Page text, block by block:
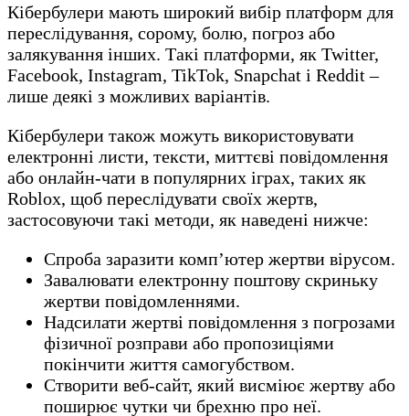
Кібербулери мають широкий вибір платформ для
переслідування, сорому, болю, погроз або
залякування інших. Такі платформи, як Twitter,
Facebook, Instagram, TikTok, Snapchat і Reddit –
лише деякі з можливих варіантів.
Кібербулери також можуть використовувати
електронні листи, тексти, миттєві повідомлення
або онлайн-чати в популярних іграх, таких як
Roblox, щоб переслідувати своїх жертв,
застосовуючи такі методи, як наведені нижче:
Спроба заразити комп’ютер жертви вірусом.
Завалювати електронну поштову скриньку
жертви повідомленнями.
Надсилати жертві повідомлення з погрозами
фізичної розправи або пропозиціями
покінчити життя самогубством.
Створити веб-сайт, який висміює жертву або
поширює чутки чи брехню про неї.